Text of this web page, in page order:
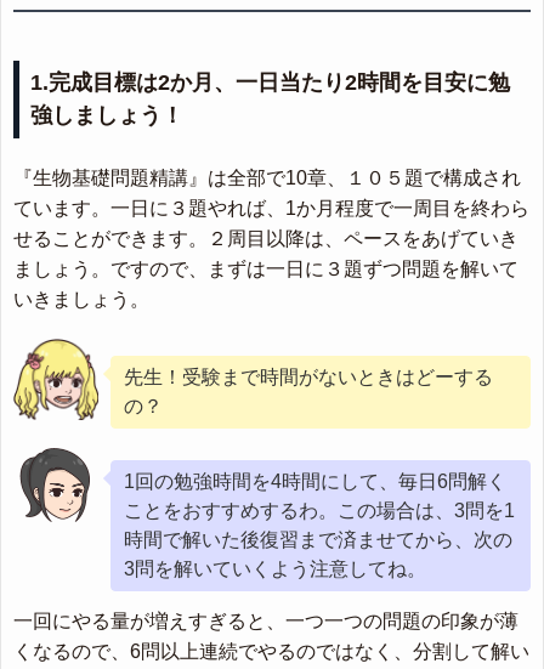
1.完成目標は2か月、一日当たり2時間を目安に勉
強しましょう！
『生物基礎問題精講』は全部で10章、１０５題で構成され
ています。一日に３題やれば、1か月程度で一周目を終わら
せることができます。２周目以降は、ペースをあげていき
ましょう。ですので、まずは一日に３題ずつ問題を解いて
いきましょう。
先生！受験まで時間がないときはどーする
の？
1回の勉強時間を4時間にして、毎日6問解く
ことをおすすめするわ。この場合は、3問を1
時間で解いた後復習まで済ませてから、次の
3問を解いていくよう注意してね。
一回にやる量が増えすぎると、一つ一つの問題の印象が薄
くなるので、6問以上連続でやるのではなく、分割して解い